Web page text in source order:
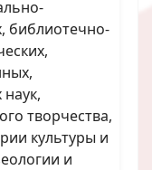
библиотечно-
творчества,
культуры и
и